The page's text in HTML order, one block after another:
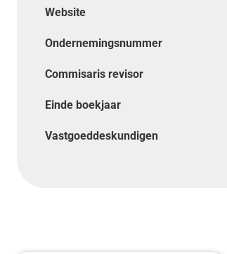
Website
Ondernemingsnummer
Commisaris revisor
Einde boekjaar
Vastgoeddeskundigen